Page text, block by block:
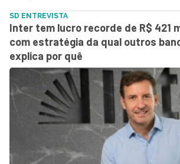
SD ENTREVISTA
Inter tem lucro recorde de R$ 421
com estratégia da qual outros
explica por quê